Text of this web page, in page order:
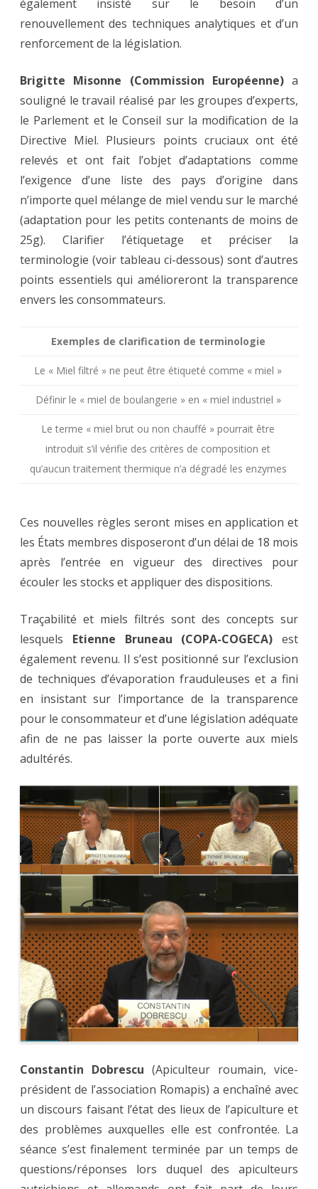
également insisté sur le besoin d’un
renouvellement des techniques analytiques et d’un
renforcement de la législation.
Brigitte Misonne (Commission Européenne)a
souligné le travail réalisé par les groupes d’experts,
le Parlement et le Conseil sur la modification de la
Directive Miel. Plusieurs points cruciaux ont été
relevés et ont fait l’objet d’adaptations comme
l’exigence d’une liste des pays d’origine dans
n’importe quel mélange de miel vendu sur le marché
(adaptation pour les petits contenants de moins de
25g). Clarifier l’étiquetage et préciser la
terminologie (voir tableau ci-dessous) sont d’autres
points essentiels qui amélioreront la transparence
envers les consommateurs.
Exemples de clarification de terminologie
Le « Miel filtré » ne peut être étiqueté comme « miel »
Définir le « miel de boulangerie » en « miel industriel »
Le terme « miel brut ou non chauffé » pourrait être
introduit s’il vérifie des critères de composition et
qu’aucun traitement thermique n’a dégradé les enzymes
Ces nouvelles règles seront mises en application et
les États membres disposeront d’un délai de 18 mois
après l’entrée en vigueur des directives pour
écouler les stocks et appliquer des dispositions.
Traçabilité et miels filtrés sont des concepts sur
lesquels Etienne Bruneau (COPA-COGECA) est
également revenu. Il s’est positionné sur l’exclusion
de techniques d’évaporation frauduleuses et a fini
en insistant sur l’importance de la transparence
pour le consommateur et d’une législation adéquate
afin de ne pas laisser la porte ouverte aux miels
adultérés.
Constantin Dobrescu (Apiculteur roumain, vice-
président de l’association Romapis) a enchaîné avec
un discours faisant l’état des lieux de l’apiculture et
des problèmes auxquelles elle est confrontée. La
séance s’est finalement terminée par un temps de
questions/réponses lors duquel des apiculteurs